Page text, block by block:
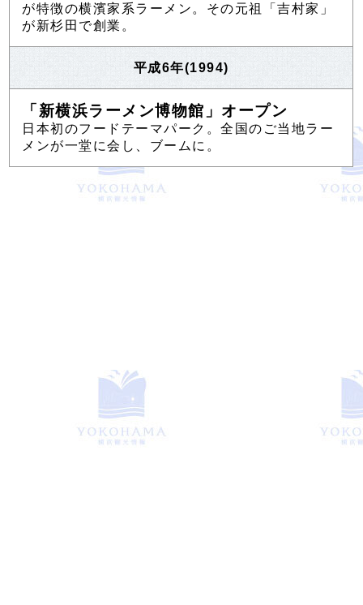
が特徴の横濱家系ラーメン。その元祖「吉村家」
が新杉田で創業。
平成6年(1994)
「新横浜ラーメン博物館」オープン
日本初のフードテーマパーク。全国のご当地ラー
メンが一堂に会し、ブームに。